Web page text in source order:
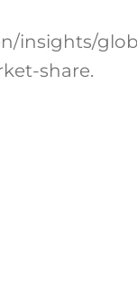
insights/
share.